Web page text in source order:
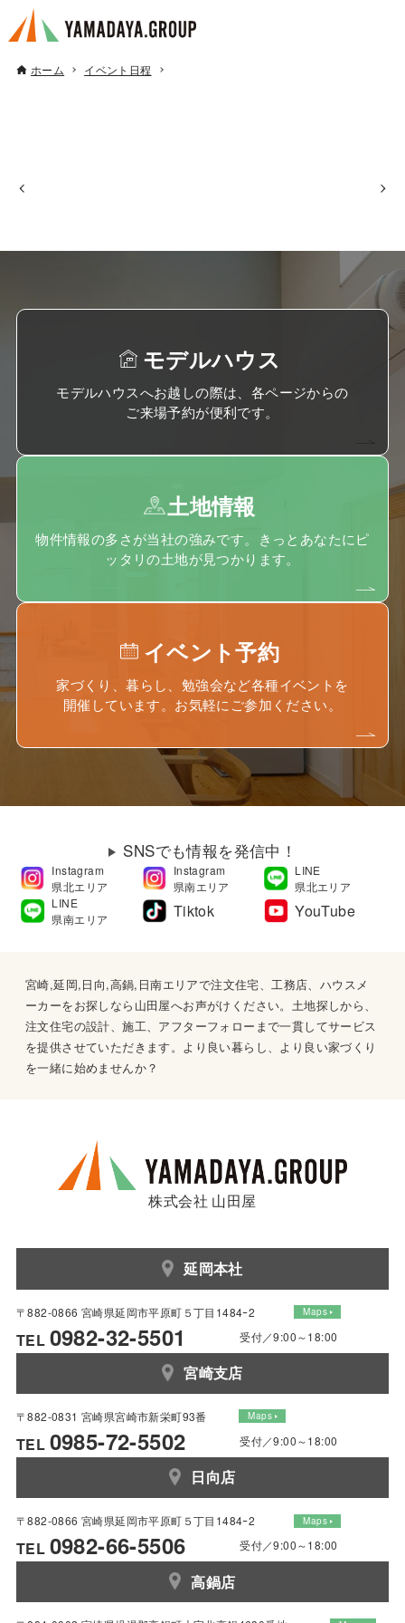
ホーム イベント日程
モデルハウス
モデルハウスへお越しの際は、各ページからの
ご来場予約が便利です。
土地情報
物件情報の多さが当社の強みです。きっとあなたにピ
ッタリの土地が見つかります。
イベント予約
家づくり、暮らし、勉強会など各種イベントを
開催しています。お気軽にご参加ください。
SNSでも情報を発信中！
Instagram
県北エリア
Instagram
県南エリア
LINE
県北エリア
LINE
県南エリア
Tiktok YouTube
宮崎,延岡,日向,高鍋,日南エリアで注文住宅、工務店、ハウスメ
ーカーをお探しなら山田屋へお声がけください。土地探しから、
注文住宅の設計、施工、アフターフォローまで一貫してサービス
を提供させていただきます。より良い暮らし、より良い家づくり
を一緒に始めませんか？
株式会社 山田屋
延岡本社
〒882-0866 宮崎県延岡市平原町５丁目1484ｰ2 Maps
TEL 0982-32-5501 受付／9:00～18:00
宮崎支店
〒882-0831 宮崎県宮崎市新栄町93番 Maps
TEL 0985-72-5502 受付／9:00～18:00
日向店
〒882-0866 宮崎県延岡市平原町５丁目1484ｰ2 Maps
TEL 0982-66-5506 受付／9:00～18:00
高鍋店